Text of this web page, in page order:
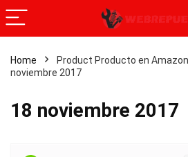
Home Product Producto en
noviembre 2017
18 noviembre 2017